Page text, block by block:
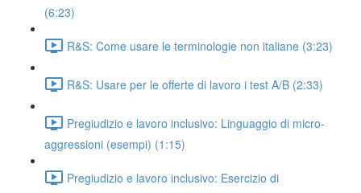
(6:23)
R&S: Come usare le terminologie non italiane (3:23)
R&S: Usare per le offerte di lavoro i test A/B (2:33)
Pregiudizio e lavoro inclusivo: Linguaggio di micro-
aggressioni (esempi) (1:15)
Pregiudizio e lavoro inclusivo: Esercizio di